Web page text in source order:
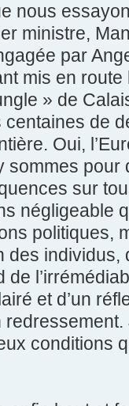
nous
ministre,
par
mis en
» de
de
Oui,
sommes
sur
négligeable
politiques,
des
et d’un
conditions